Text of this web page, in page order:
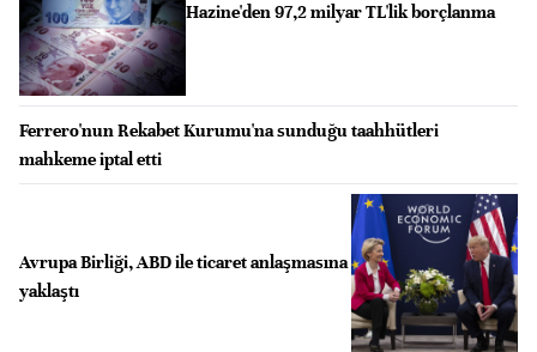
Hazine'den 97,2 milyar TL'lik borçlanma
Ferrero'nun Rekabet Kurumu'na sunduğu taahhütleri
mahkeme iptal etti
Avrupa Birliği, ABD ile ticaret anlaşmasına
yaklaştı